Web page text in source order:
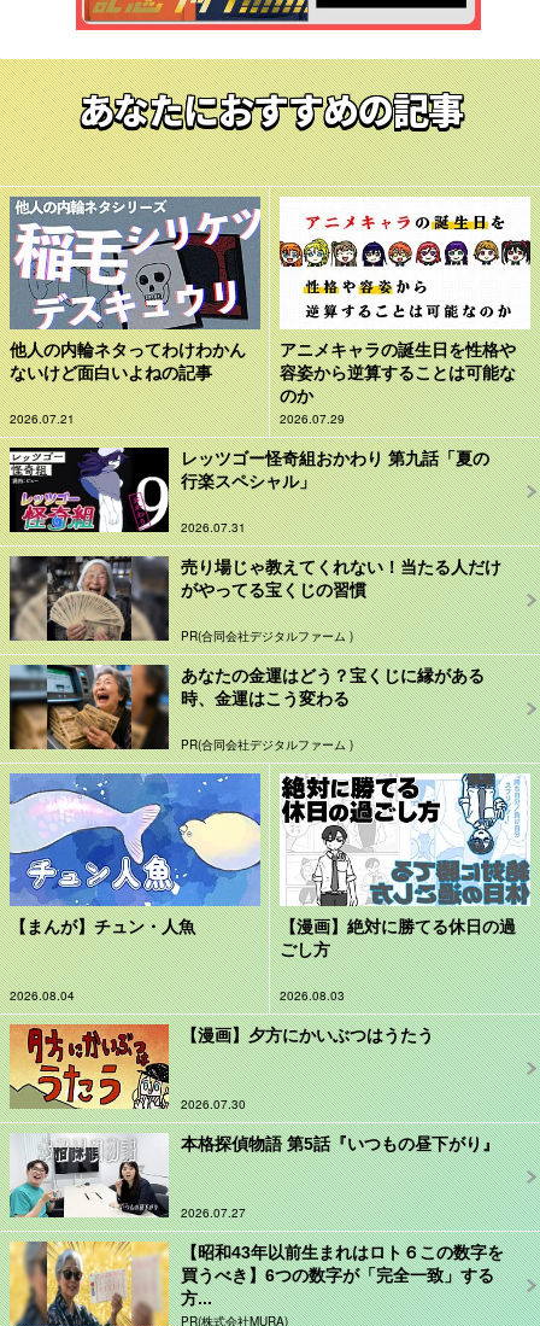
あなたにおすすめの記事
他人の内輪ネタってわけわかん
ないけど面白いよねの記事
2026.07.21
アニメキャラの誕生日を性格や
容姿から逆算することは可能な
のか
2026.07.29
レッツゴー怪奇組おかわり 第九話「夏の
行楽スペシャル」
2026.07.31
売り場じゃ教えてくれない！当たる人だけ
がやってる宝くじの習慣
PR(合同会社デジタルファーム )
あなたの金運はどう？宝くじに縁がある
時、金運はこう変わる
PR(合同会社デジタルファーム )
【まんが】チュン・人魚
2026.08.04
【漫画】絶対に勝てる休日の過
ごし方
2026.08.03
【漫画】夕方にかいぶつはうたう
2026.07.30
本格探偵物語 第5話『いつもの昼下がり』
2026.07.27
【昭和43年以前生まれはロト６この数字を
買うべき】6つの数字が「完全一致」する
方...
PR(株式会社MURA)